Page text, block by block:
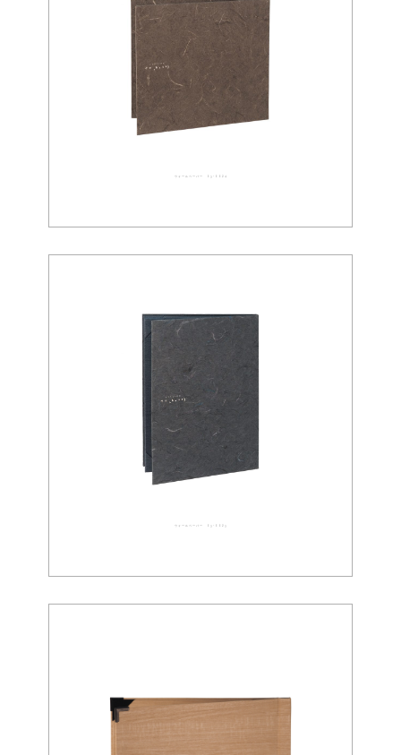
ウォールペーパー 03-0024
ウォールペーパー 03-0023